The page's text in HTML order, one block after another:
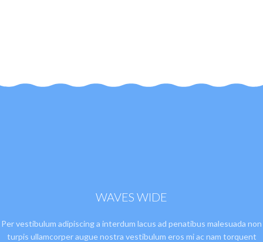
WAVES WIDE
Per vestibulum adipiscing a interdum lacus ad penatibus malesuada non
turpis ullamcorper augue nostra vestibulum eros mi ac nam torquent